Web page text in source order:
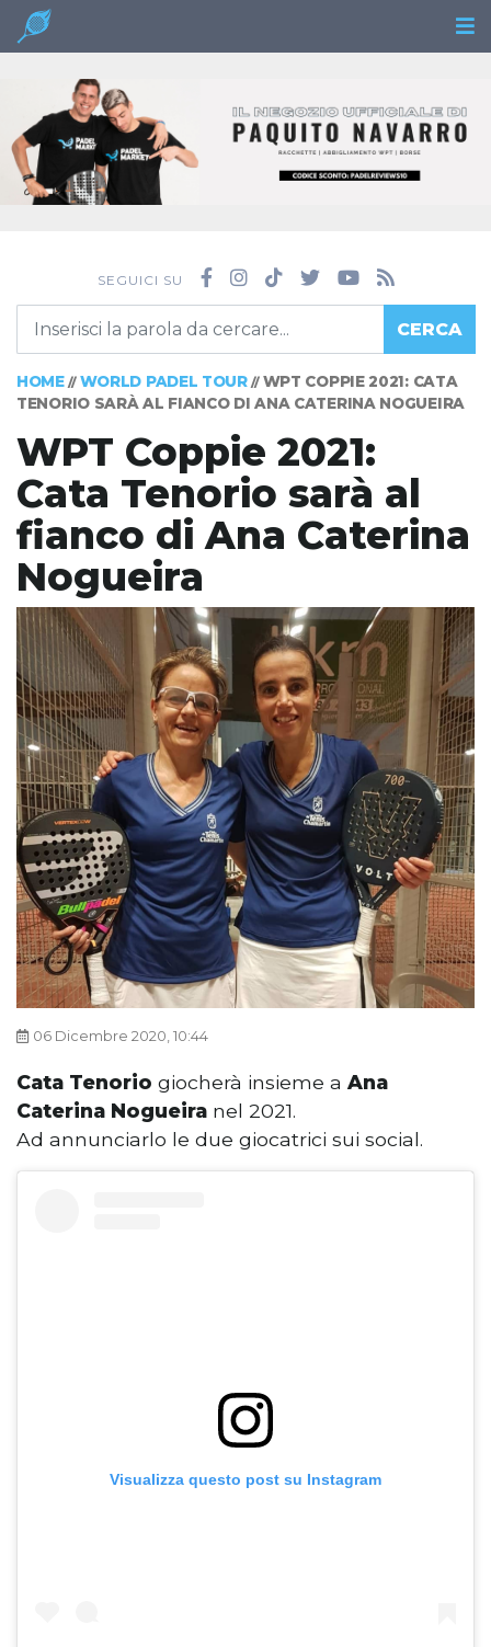
SEGUICI SU
CERCA
HOME// WORLD PADEL TOUR// WPT COPPIE 2021: CATA
TENORIO SARÀ AL FIANCO DI ANA CATERINA NOGUEIRA
WPT Coppie 2021:
Cata Tenorio sarà al
fianco di Ana Caterina
Nogueira
06 Dicembre 2020, 10:44
Cata Tenorio giocherà insieme a Ana
Caterina Nogueira nel 2021.
Ad annunciarlo le due giocatrici sui social.
Visualizza questo post su Instagram